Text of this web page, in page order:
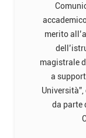
merito
magistrale
a
da parte